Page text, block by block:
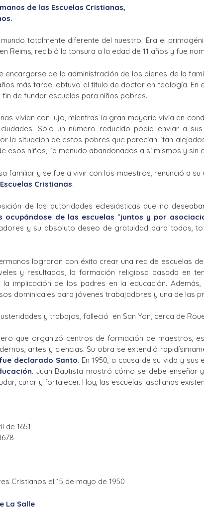
La Salle en el mundo
de las Escuelas Cristianas,
totalmente diferente del nuestro. Era el
Reims, recibió la tonsura a la edad de 11 años y fue
encargarse de la administración de los bienes de la
más tarde, obtuvo el título de doctor en teología.
de fundar escuelas para niños pobres.
vivían con lujo, mientras la gran mayoría vivía en
Sólo un número reducido podía enviar a
la situación de estos pobres que parecían “tan
niños, “a menudo abandonados a sí mismos y sin
familiar y se fue a vivir con los maestros, renunció a
Cristianas.
de las autoridades eclesiásticas que no
de las escuelas “juntos y por
y su absoluto deseo de gratuidad para todos,
lograron con éxito crear una red de escuelas
y resultados, la formación religiosa basada en
implicación de los padres en la educación.
dominicales para jóvenes trabajadores y una de las
y trabajos, falleció en San Yon, cerca de
que organizó centros de formación de maestros,
artes y ciencias. Su obra se extendió
declarado Santo. En 1950, a causa de su vida y
. Juan Bautista mostró cómo se debe
curar y fortalecer. Hoy, las escuelas lasalianas
de 1651
Cristianos el 15 de mayo de 1950
La Salle